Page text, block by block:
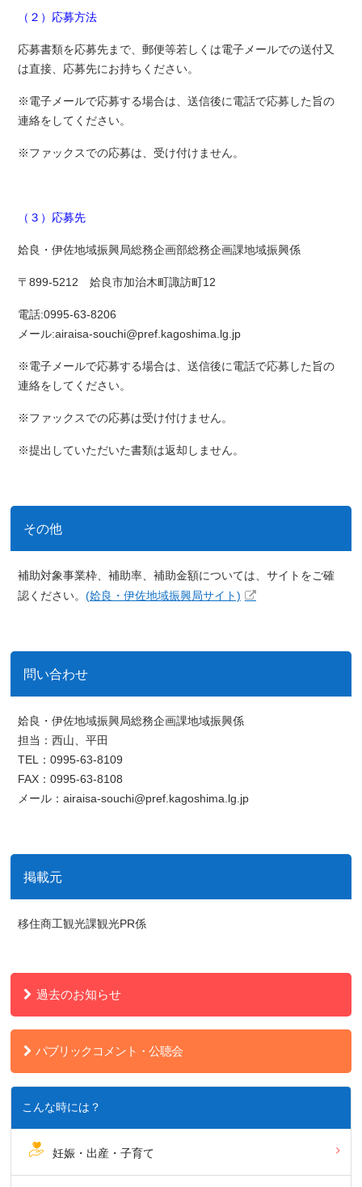
（２）応募方法
応募書類を応募先まで、郵便等若しくは電子メールでの送付又
は直接、応募先にお持ちください。
※電子メールで応募する場合は、送信後に電話で応募した旨の
連絡をしてください。
※ファックスでの応募は、受け付けません。
（３）応募先
姶良・伊佐地域振興局総務企画部総務企画課地域振興係
〒899-5212 姶良市加治木町諏訪町12
電話:0995-63-8206
メール:airaisa-souchi@pref.kagoshima.lg.jp
※電子メールで応募する場合は、送信後に電話で応募した旨の
連絡をしてください。
※ファックスでの応募は受け付けません。
※提出していただいた書類は返却しません。
その他
補助対象事業枠、補助率、補助金額については、サイトをご確
認ください。 (姶良・伊佐地域振興局サイト)
問い合わせ
姶良・伊佐地域振興局総務企画課地域振興係
担当：西山、平田
TEL：0995-63-8109
FAX：0995-63-8108
メール：airaisa-souchi@pref.kagoshima.lg.jp
掲載元
移住商工観光課観光PR係
過去のお知らせ
パブリックコメント・公聴会
こんな時には？
妊娠・出産・子育て